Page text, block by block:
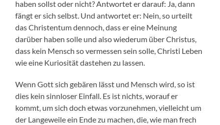
haben sollst oder nicht? Antwortet er darauf: Ja, dann
fängt er sich selbst. Und antwortet er: Nein, so urteilt
das Christentum dennoch, dass er eine Meinung
darüber haben solle und also wiederum über Christus,
dass kein Mensch so vermessen sein solle, Christi Leben
wie eine Kuriosität dastehen zu lassen.
Wenn Gott sich gebären lässt und Mensch wird, so ist
dies kein sinnloser Einfall. Es ist nichts, worauf er
kommt, um sich doch etwas vorzunehmen, vielleicht um
der Langeweile ein Ende zu machen, die, wie man frech